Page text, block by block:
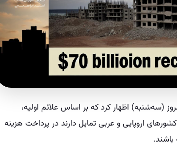
(سه‌شنبه) اظهار کرد که بر اساس علائم اولیه،
اروپایی و عربی تمایل دارند در پرداخت هزینه